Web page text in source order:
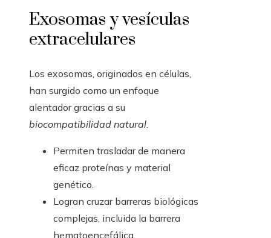
Exosomas y vesículas
extracelulares
Los exosomas, originados en células,
han surgido como un enfoque
alentador gracias a su
biocompatibilidad natural.
Permiten trasladar de manera
eficaz proteínas y material
genético.
Logran cruzar barreras biológicas
complejas, incluida la barrera
hematoencefálica.